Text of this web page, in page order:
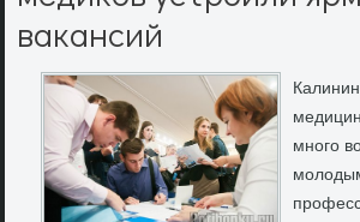
вакансий
много